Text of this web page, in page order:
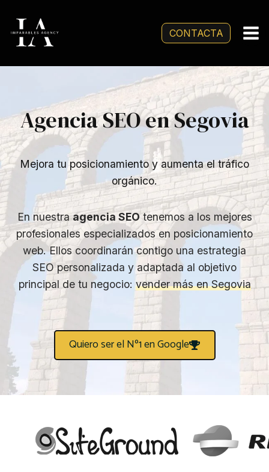
contenido
CONTACTA
Agencia SEO en Segovia
Mejora tu posicionamiento y aumenta el tráfico
orgánico.
En nuestraagencia SEOtenemos a los mejores
profesionales especializados en posicionamiento
web. Ellos coordinarán contigo una estrategia
SEO personalizada y adaptada al objetivo
principal de tu negocio: vender más en Segovia
Quiero ser el Nº1 en Google